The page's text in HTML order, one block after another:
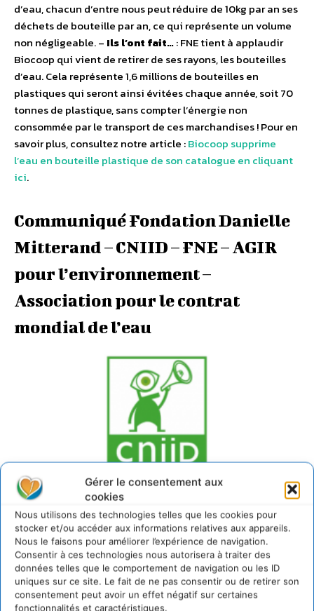
Gérer le consentement aux
cookies
Nous utilisons des technologies telles que les cookies pour
stocker et/ou accéder aux informations relatives aux appareils.
Nous le faisons pour améliorer l’expérience de navigation.
Consentir à ces technologies nous autorisera à traiter des
données telles que le comportement de navigation ou les ID
uniques sur ce site. Le fait de ne pas consentir ou de retirer son
consentement peut avoir un effet négatif sur certaines
fonctionnalités et caractéristiques.
d’eau, chacun d’entre nous peut réduire de 10kg par an ses
déchets de bouteille par an, ce qui représente un volume
non négligeable. – Ils l’ont fait…: FNE tient à applaudir
Biocoop qui vient de retirer de ses rayons, les bouteilles
d’eau. Cela représente 1,6 millions de bouteilles en
plastiques qui seront ainsi évitées chaque année, soit 70
tonnes de plastique, sans compter l’énergie non
consommée par le transport de ces marchandises ! Pour en
savoir plus, consultez notre article :Biocoop supprime
l’eau en bouteille plastique de son catalogue en cliquant
ici.
Communiqué Fondation Danielle
Mitterand – CNIID – FNE – AGIR
pour l’environnement –
Association pour le contrat
mondial de l’eau
CNIID
Centre National d’Information Indépendante sur les
Déchets